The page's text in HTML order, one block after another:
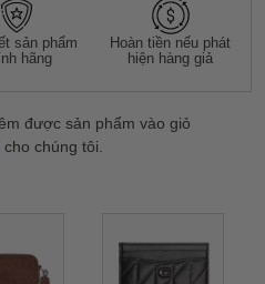
sản phẩm
hãng
Hoàn tiền nếu phát
hiện hàng giả
được sản phẩm vào giỏ
cho chúng tôi.